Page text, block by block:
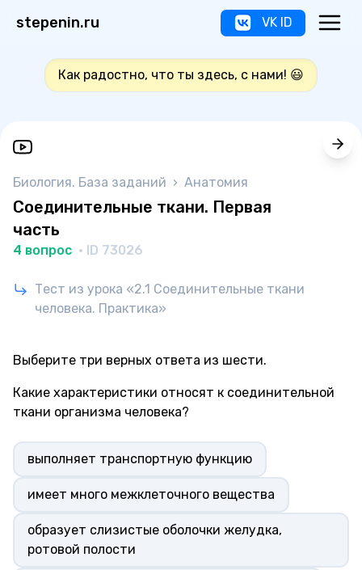
stepenin.ru VK ID
Как радостно, что ты здесь, с нами! 😃
Биология. База заданий › Анатомия
Соединительные ткани. Первая
часть
4 вопрос · ID 73026
Тест из урока «2.1 Соединительные ткани
человека. Практика»
Выберите три верных ответа из шести.
Какие характеристики относят к соединительной
ткани организма человека?
выполняет транспортную функцию
имеет много межклеточного вещества
образует слизистые оболочки желудка,
ротовой полости